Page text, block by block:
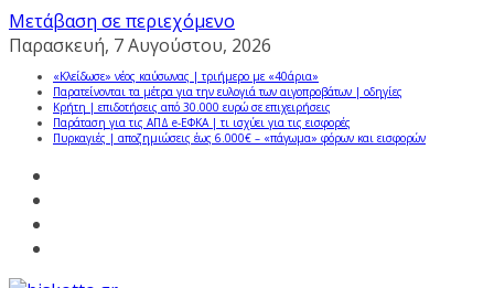
Μετάβαση σε περιεχόμενο
Παρασκευή, 7 Αυγούστου, 2026
«Κλείδωσε» νέος καύσωνας | τριήμερο με «40άρια»
Παρατείνονται τα μέτρα για την ευλογιά των αιγοπροβάτων | οδηγίες
Κρήτη | επιδοτήσεις από 30.000 ευρώ σε επιχειρήσεις
Παράταση για τις ΑΠΔ e-ΕΦΚΑ | τι ισχύει για τις εισφορές
Πυρκαγιές | αποζημιώσεις έως 6.000€ – «πάγωμα» φόρων και εισφορών